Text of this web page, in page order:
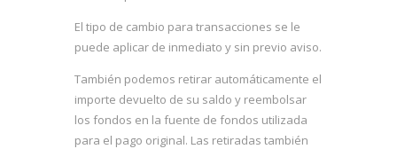
El tipo de cambio para transacciones se le
puede aplicar de inmediato y sin previo aviso.
También podemos retirar automáticamente el
importe devuelto de su saldo y reembolsar
los fondos en la fuente de fondos utilizada
para el pago original. Las retiradas también